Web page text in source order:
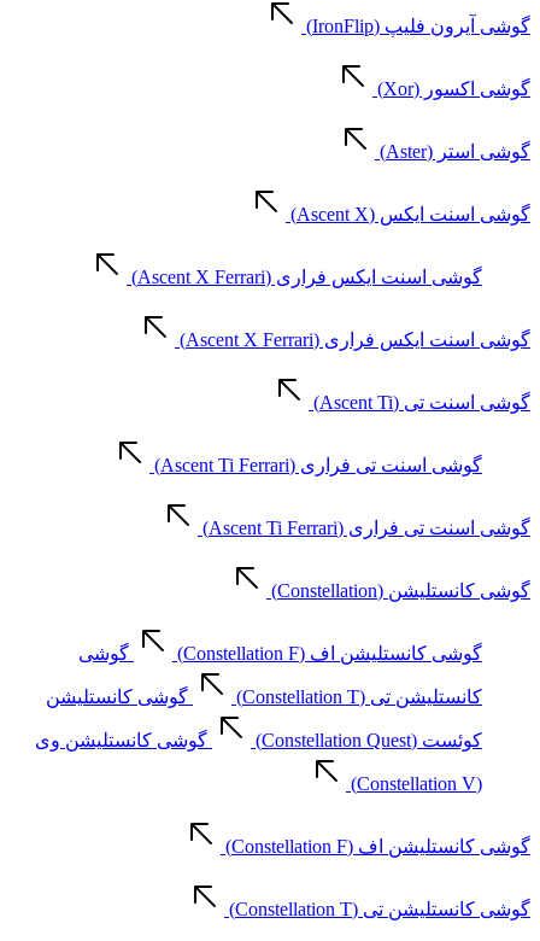
گوشی آیرون فلیپ (IronFlip)
گوشی اکسور (Xor)
گوشی استر (Aster)
گوشی اسنت ایکس (Ascent X)
گوشی اسنت ایکس فراری (Ascent X Ferrari)
گوشی اسنت ایکس فراری (Ascent X Ferrari)
گوشی اسنت تی (Ascent Ti)
گوشی اسنت تی فراری (Ascent Ti Ferrari)
گوشی اسنت تی فراری (Ascent Ti Ferrari)
گوشی کانستلیشن (Constellation)
گوشی کانستلیشن اف (Constellation F) گوشی
کانستلیشن تی (Constellation T) گوشی کانستلیشن
کوئست (Constellation Quest) گوشی کانستلیشن وی
(Constellation V)
گوشی کانستلیشن اف (Constellation F)
گوشی کانستلیشن تی (Constellation T)